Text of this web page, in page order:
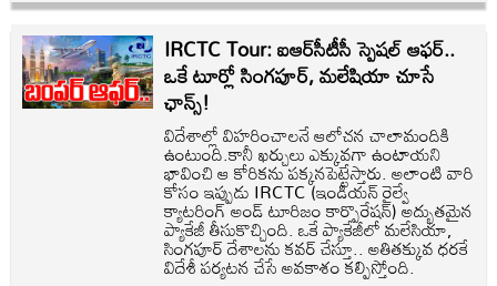
IRCTC Tour: ఐఆర్‌‌సీటీసీ స్పెషల్ ఆఫర్..
ఒకే టూర్లో సింగపూర్, మలేషియా చూసే
ఛాన్స్!
విదేశాల్లో విహరించాలనే ఆలోచన చాలామందికి
ఉంటుంది.కానీ ఖర్చులు ఎక్కువగా ఉంటాయని
భావించి ఆ కోరికను పక్కనపెట్టేస్తారు. అలాంటి వారి
కోసం ఇప్పుడు IRCTC (ఇండియన్ రైల్వే
క్యాటరింగ్ అండ్ టూరిజం కార్పొరేషన్) అద్భుతమైన
ప్యాకేజీ తీసుకొచ్చింది. ఒకే ప్యాకేజీలో మలేసియా,
సింగపూర్ దేశాలను కవర్ చేస్తూ.. అతితక్కువ ధరకే
విదేశీ పర్యటన చేసే అవకాశం కల్పిస్తోంది.